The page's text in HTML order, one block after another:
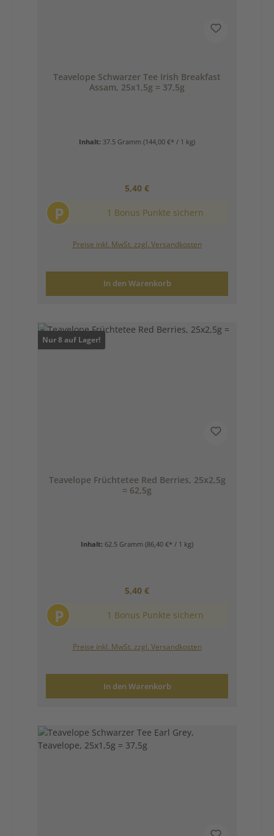
Teavelope Schwarzer Tee Irish Breakfast
Assam, 25x1,5g = 37,5g
Inhalt: 37.5 Gramm (144,00 €* / 1 kg)
Regulärer Preis:
5,40 €
P 1 Bonus Punkte sichern
Preise inkl. MwSt. zzgl. Versandkosten
In den Warenkorb
Nur 8 auf Lager!
Teavelope Früchtetee Red Berries, 25x2,5g
= 62,5g
Inhalt: 62.5 Gramm (86,40 €* / 1 kg)
Regulärer Preis:
5,40 €
P 1 Bonus Punkte sichern
Preise inkl. MwSt. zzgl. Versandkosten
In den Warenkorb